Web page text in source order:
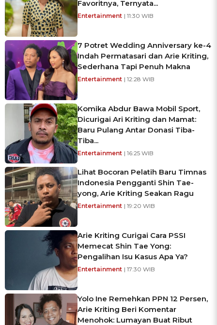
Favoritnya, Ternyata...
Entertainment | 11:30 WIB
7 Potret Wedding Anniversary ke-4
Indah Permatasari dan Arie Kriting,
Sederhana Tapi Penuh Makna
Entertainment | 12:28 WIB
Komika Abdur Bawa Mobil Sport,
Dicurigai Ari Kriting dan Mamat:
Baru Pulang Antar Donasi Tiba-
Tiba...
Entertainment | 16:25 WIB
Lihat Bocoran Pelatih Baru Timnas
Indonesia Pengganti Shin Tae-
yong, Arie Kriting Seakan Ragu
Entertainment | 19:20 WIB
Arie Kriting Curigai Cara PSSI
Memecat Shin Tae Yong:
Pengalihan Isu Kasus Apa Ya?
Entertainment | 17:30 WIB
Yolo Ine Remehkan PPN 12 Persen,
Arie Kriting Beri Komentar
Menohok: Lumayan Buat Ribut